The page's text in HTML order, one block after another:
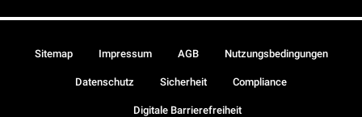
Sitemap Impressum AGB Nutzungsbedingungen
Datenschutz Sicherheit Compliance
Digitale Barrierefreiheit